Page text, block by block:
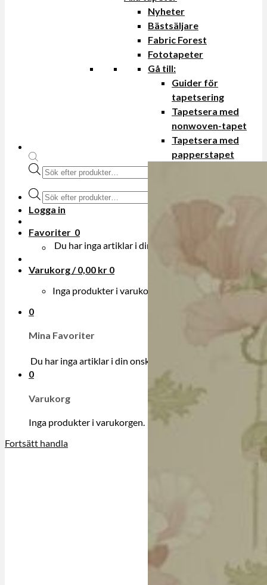
Produktsökning
Produktsökning
Logga in
Favoriter 0
Du har inga artiklar i din onskelista.
Varukorg /0,00 kr 0
Inga produkter i varukorgen.
0
Mina Favoriter
Du har inga artiklar i din onskelista.
0
Varukorg
Inga produkter i varukorgen.
Fortsätt handla
Nyheter
Bästsäljare
Fabric Forest
Fototapeter
Gå till:
Guider för
tapetsering
Tapetsera med
nonwoven-tapet
Tapetsera med
papperstapet